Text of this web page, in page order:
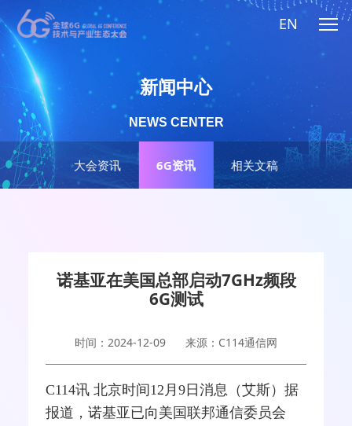
EN
大会资讯 6G资讯 相关文稿
新闻中心
NEWS CENTER
诺基亚在美国总部启动7GHz频段
6G测试
时间：2024-12-09 来源：C114通信网
C114讯 北京时间12月9日消息（艾斯）据
报道，诺基亚已向美国联邦通信委员会